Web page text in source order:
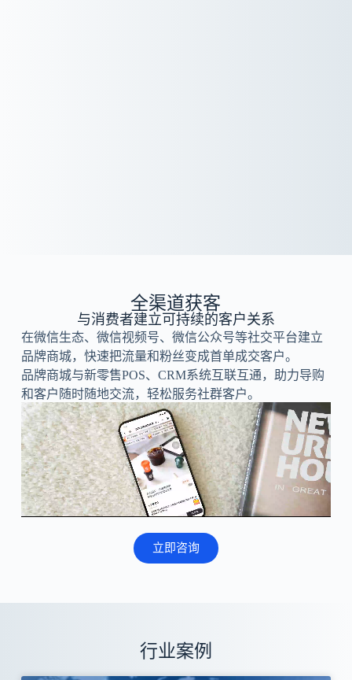
全渠道获客
与消费者建立可持续的客户关系
在微信生态、微信视频号、微信公众号等社交平台建立
品牌商城，快速把流量和粉丝变成首单成交客户。
品牌商城与新零售POS、CRM系统互联互通，助力导购
和客户随时随地交流，轻松服务社群客户。
立即咨询
行业案例